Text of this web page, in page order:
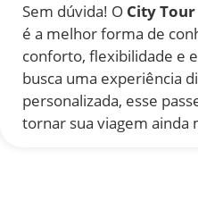
Sem dúvida! O City
é a melhor forma de
conforto, flexibilidade e
busca uma experiência
personalizada, esse
tornar sua viagem ainda